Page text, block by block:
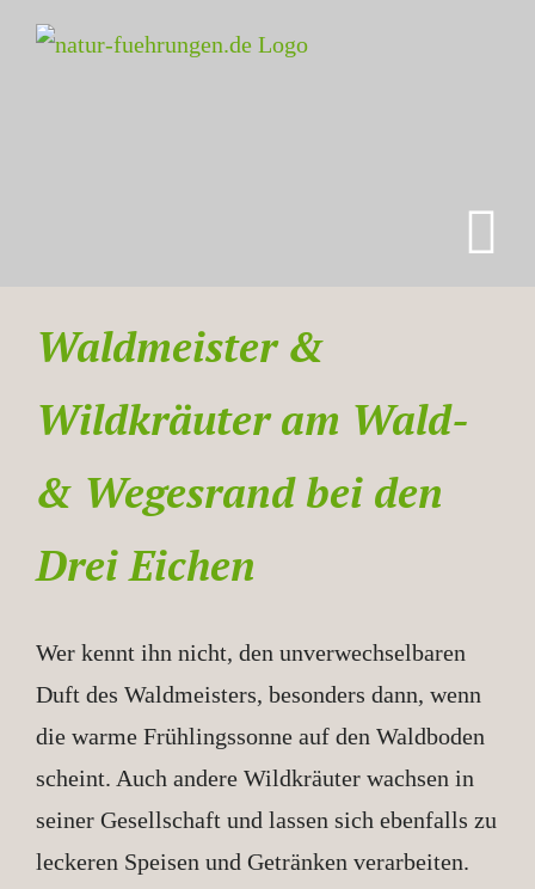
Zum
Inhalt
Waldmeister &
Wildkräuter am Wald-
& Wegesrand bei den
Drei Eichen
Wer kennt ihn nicht, den unverwechselbaren
Duft des Waldmeisters, besonders dann, wenn
die warme Frühlingssonne auf den Waldboden
scheint. Auch andere Wildkräuter wachsen in
seiner Gesellschaft und lassen sich ebenfalls zu
leckeren Speisen und Getränken verarbeiten.